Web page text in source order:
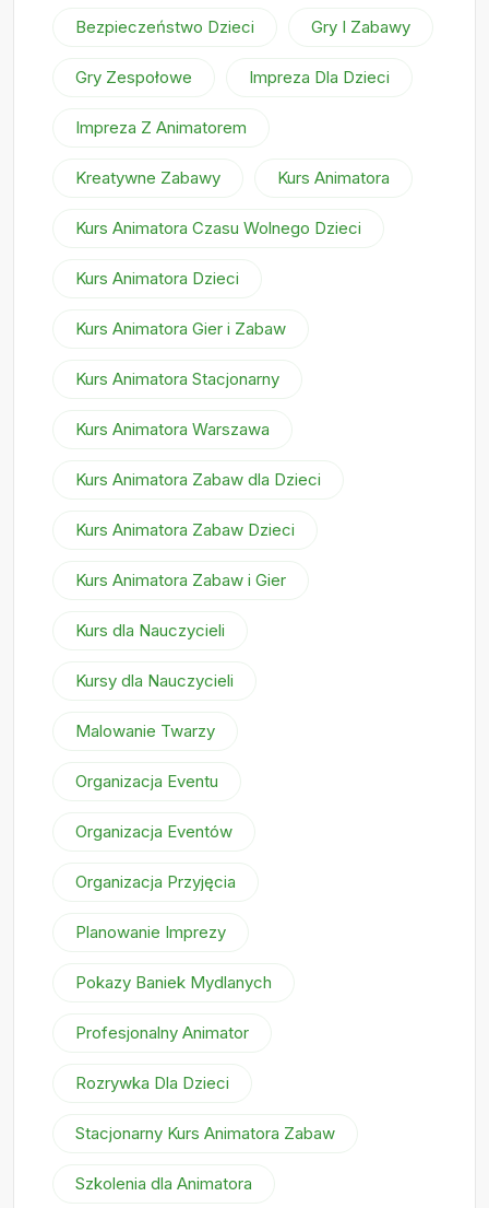
Bezpieczeństwo Dzieci Gry I Zabawy
Gry Zespołowe Impreza Dla Dzieci
Impreza Z Animatorem
Kreatywne Zabawy Kurs Animatora
Kurs Animatora Czasu Wolnego Dzieci
Kurs Animatora Dzieci
Kurs Animatora Gier i Zabaw
Kurs Animatora Stacjonarny
Kurs Animatora Warszawa
Kurs Animatora Zabaw dla Dzieci
Kurs Animatora Zabaw Dzieci
Kurs Animatora Zabaw i Gier
Kurs dla Nauczycieli
Kursy dla Nauczycieli
Malowanie Twarzy
Organizacja Eventu
Organizacja Eventów
Organizacja Przyjęcia
Planowanie Imprezy
Pokazy Baniek Mydlanych
Profesjonalny Animator
Rozrywka Dla Dzieci
Stacjonarny Kurs Animatora Zabaw
Szkolenia dla Animatora